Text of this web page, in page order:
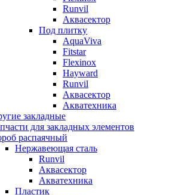
Runvil
Аквасектор
Под плитку
AquaViva
Fitstar
Flexinox
Hayward
Runvil
Аквасектор
Акватехника
закладные
для закладных элементов
распаячный
Нержавеющая сталь
Runvil
Аквасектор
Акватехника
Пластик